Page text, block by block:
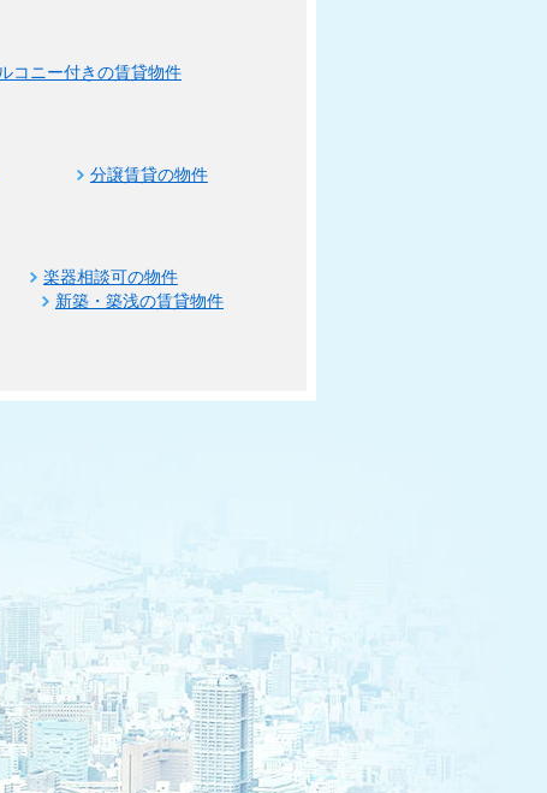
コニー付きの賃貸物件
分譲賃貸の物件
楽器相談可の物件
新築・築浅の賃貸物件